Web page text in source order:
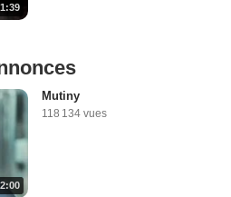
1:39
2:00
Mutiny
118 134 vues